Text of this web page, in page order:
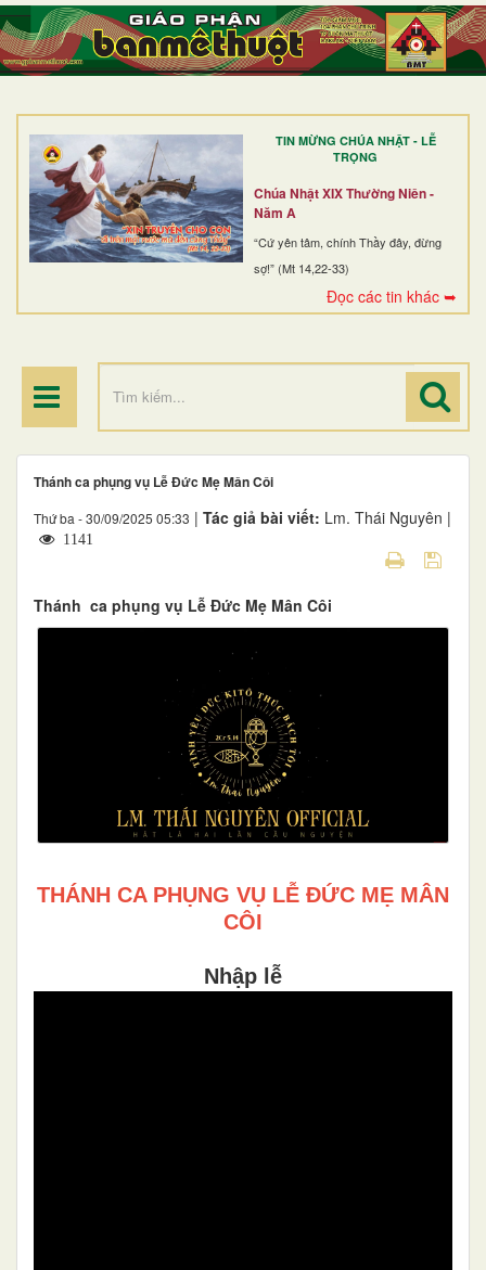
TIN MỪNG CHÚA NHẬT - LỄ
TRỌNG
Chúa Nhật XIX Thường Niên -
Năm A
“Cứ yên tâm, chính Thầy đây, đừng
sợ!” (Mt 14,22-33)
Đọc các tin khác ➥
TRANG NHẤT
GIỚI THIỆU
DÒNG TU
BAN MỤC VỤ
ĐOÀN THỂ CG
ĐIỂM HÀNH HƯƠNG
Thánh ca phụng vụ Lễ Đức Mẹ Mân Côi
Thứ ba - 30/09/2025 05:33 | Tác giả bài viết: Lm. Thái Nguyên |
1141
Thánh ca phụng vụ Lễ Đức Mẹ Mân Côi
THÁNH CA PHỤNG VỤ LỄ ĐỨC MẸ MÂN
CÔI
Nhập lễ